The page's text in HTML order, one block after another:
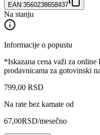
EAN:3560238658437
Na stanju
Informacije o popustu
*Iskazana cena važi za
prodavnicama za gotovinski
799,00 RSD
Na rate bez kamate od
67,00RSD/mesečno